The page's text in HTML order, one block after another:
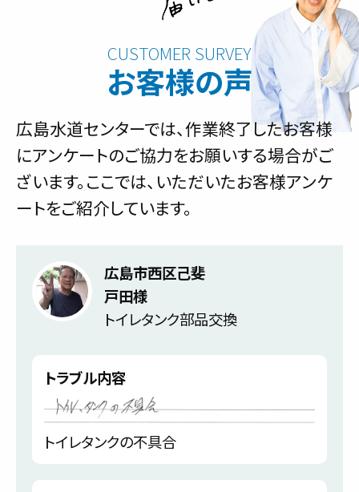
お客様の声
広島水道センターでは、作業終了したお客様
にアンケートのご協力をお願いする場合がご
ざいます。ここでは、いただいたお客様アンケ
ートをご紹介しています。
広島市西区己斐
戸田様
トイレタンク部品交換
トラブル内容
トイレタンクの不具合